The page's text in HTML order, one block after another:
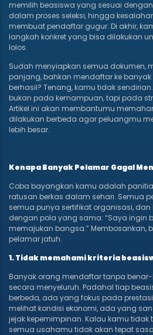
memilih beasiswa yang sesuai
dalam proses seleksi, hingga
membuat pendaftar gugur. Di akhir,
langkah konkret yang bisa dilakukan
lolos.
Sudah menyiapkan semua dokumen,
panjang, bahkan mendaftar ke
berhasil? Tenang, kamu tidak
bukan pada kemampuan, tapi pada
Artikel ini akan membantumu
dilakukan berbeda agar peluangmu
lebih besar.
Kenapa Banyak Pelamar Gagal
Coba bayangkan kamu adalah
ratusan berkas dalam sehari. Semua
semua punya sertifikat organisasi,
dengan pola yang sama: “Saya ingin
memajukan bangsa.” Membosankan,
pelamar jatuh.
1. Tidak memahami kriteria
Banyak orang mendaftar tanpa
secara menyeluruh. Padahal tiap
berbeda, ada yang fokus pada
melihat kondisi ekonomi, ada yang
jejak kepemimpinan. Kalau kamu
semua usahamu tidak akan tepat